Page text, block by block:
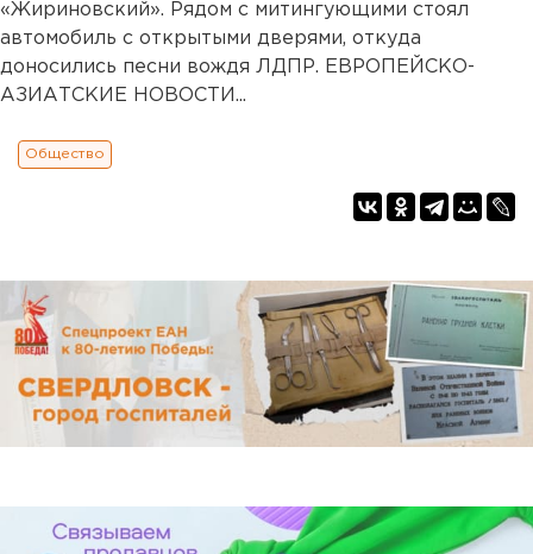
«Жириновский». Рядом с митингующими стоял
автомобиль с открытыми дверями, откуда
доносились песни вождя ЛДПР. ЕВРОПЕЙСКО-
АЗИАТСКИЕ НОВОСТИ...
Общество